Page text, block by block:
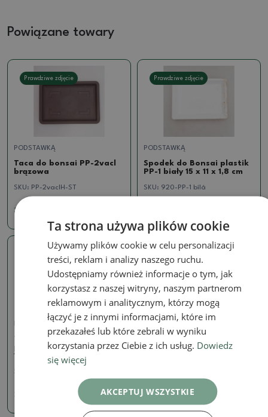
Powiązane towary
Prawdziwe zdjęcie
PODSTAWKĄ
Taca do bonsai PP-2vacl
brązowa
SKU: PP-2vaclH-ST
3.56 zł
Prawdziwe zdjęcie
PODSTAWKĄ
Spodek do Bonsai plastik
PP-1 biały 15 x 11 x 1,8 cm
SKU: 920-PP-1 bílá
PODSTAWKĄ
Tacka na bonsai
plastikowa PP-1 - 15 x 11 x
1,8 cm brązowa
2.67 zł
Ta strona używa plików cookie
Używamy plików cookie w celu personalizacji
treści, reklam i analizy naszego ruchu.
Udostępniamy również informacje o tym, jak
korzystasz z naszej witryny, naszym partnerom
reklamowym i analitycznym, którzy mogą
łączyć je z innymi informacjami, które im
przekazałeś lub które zebrali w wyniku
korzystania przez Ciebie z ich usług. Dowiedz
się więcej
AKCEPTUJ WSZYSTKIE